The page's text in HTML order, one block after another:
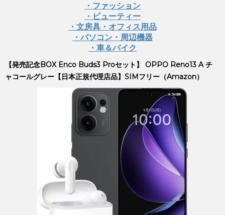
・ファッション
・ビューティー
・文房具・オフィス用品
・パソコン・周辺機器
・車＆バイク
【発売記念BOX Enco Buds3 Proセット】 OPPO Reno13 A チ
ャコールグレー【日本正規代理店品】SIMフリー（Amazon）